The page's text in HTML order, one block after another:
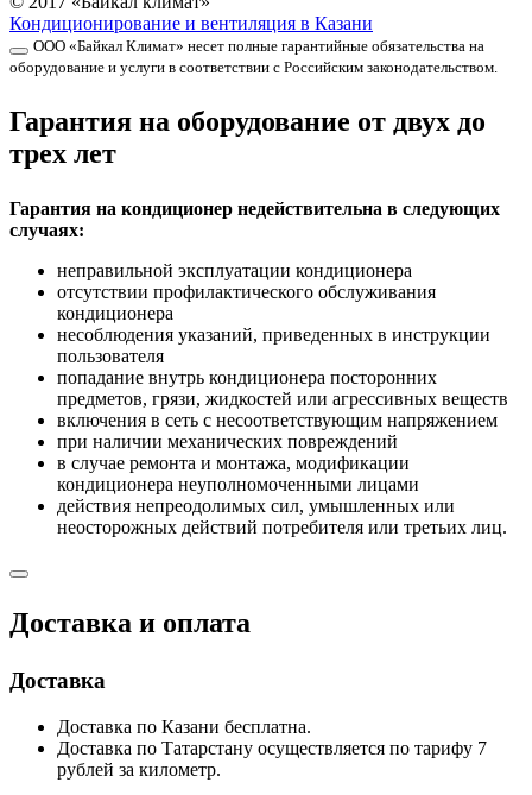
Кондиционирование и вентиляция в Казани
ООО «Байкал Климат» несет полные гарантийные обязательства на
оборудование и услуги в соответствии с Российским законодательством.
Гарантия на оборудование от двух до
трех лет
Гарантия на кондиционер недействительна в следующих
случаях:
неправильной эксплуатации кондиционера
отсутствии профилактического обслуживания
кондиционера
несоблюдения указаний, приведенных в инструкции
пользователя
попадание внутрь кондиционера посторонних
предметов, грязи, жидкостей или агрессивных веществ
включения в сеть с несоответствующим напряжением
при наличии механических повреждений
в случае ремонта и монтажа, модификации
кондиционера неуполномоченными лицами
действия непреодолимых сил, умышленных или
неосторожных действий потребителя или третьих лиц.
Доставка и оплата
Доставка
Доставка по Казани бесплатна.
Доставка по Татарстану осуществляется по тарифу 7
рублей за километр.